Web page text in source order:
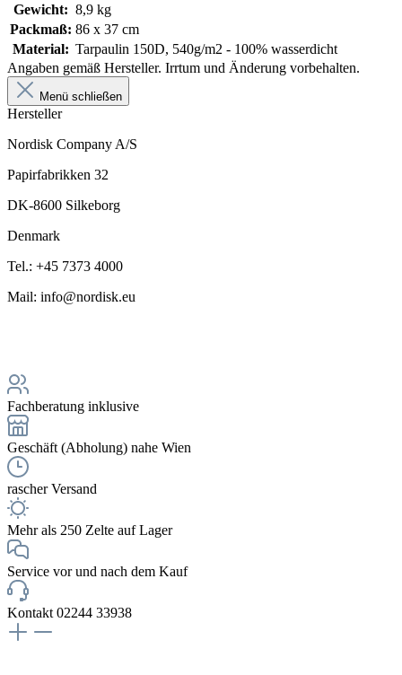
Gewicht: 8,9 kg
Packmaß: 86 x 37 cm
Material: Tarpaulin 150D, 540g/m2 - 100% wasserdicht
Angaben gemäß Hersteller. Irrtum und Änderung vorbehalten.
Menü schließen
Hersteller
Nordisk Company A/S
Papirfabrikken 32
DK-8600 Silkeborg
Denmark
Tel.: +45 7373 4000
Mail: info@nordisk.eu
Fachberatung inklusive
Geschäft (Abholung) nahe Wien
rascher Versand
Mehr als 250 Zelte auf Lager
Service vor und nach dem Kauf
Kontakt 02244 33938